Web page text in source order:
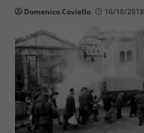
Domenico Coviello 16/10/2018